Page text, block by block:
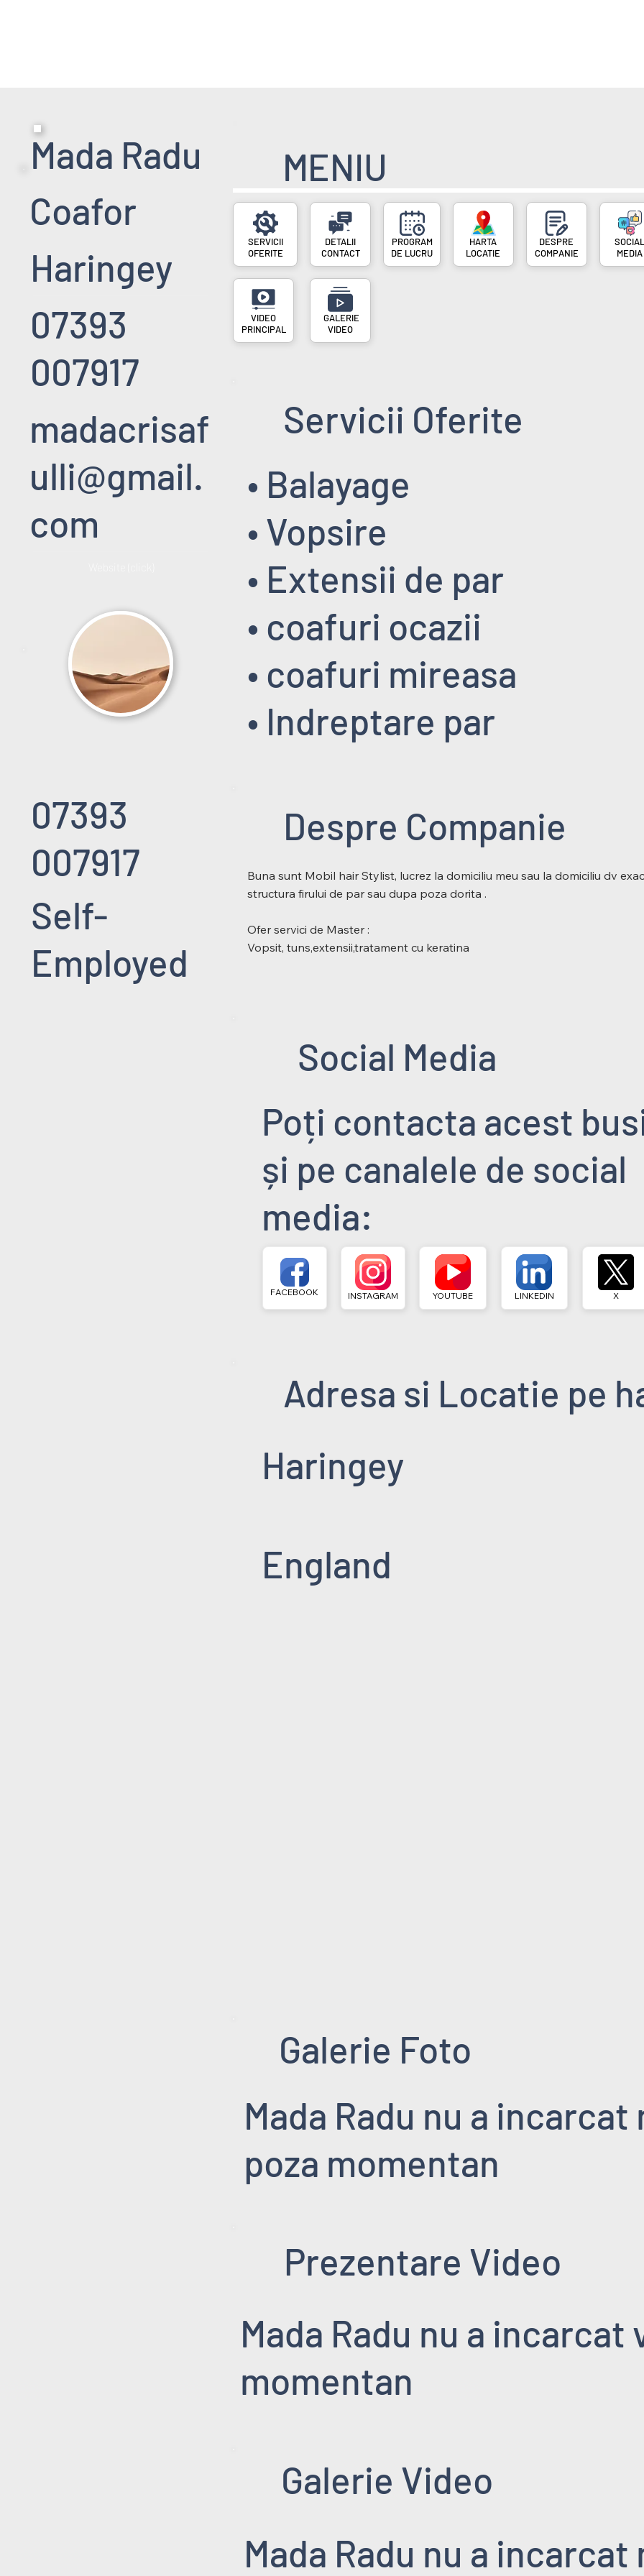
Mada Radu
Coafor
Haringey
07393
007917
madacrisaf
ulli@gmail.
com
07393
007917
Self-
Employed
MENIU
SERVICII
OFERITE
CONTACT
PROGRAM
DE LUCRU
LOCATIE
DESPRE
COMPANIE
SOCIAL
MEDIA
VIDEO
PRINCIPAL
VIDEO
Servicii Oferite
• Balayage
• Vopsire
• Extensii de par
• coafuri ocazii
• coafuri mireasa
• Indreptare par
Despre Companie
Buna sunt Mobil hair Stylist, lucrez la domiciliu meu sau la domiciliu dv
structura firului de par sau dupa poza dorita .
Ofer servici de Master :
Vopsit, tuns,extensii,tratament cu keratina
Social Media
Poți contacta acest
și pe canalele de social
media:
FACEBOOK INSTAGRAM YOUTUBE LINKEDIN X
Adresa si Locatie pe
Haringey
England
Galerie Foto
Mada Radu nu a incarcat
poza momentan
Prezentare Video
Mada Radu nu a incarcat
momentan
Galerie Video
Mada Radu nu a incarcat